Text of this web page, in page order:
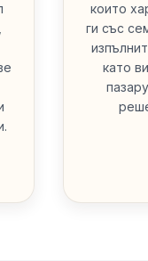
които
ги със
като